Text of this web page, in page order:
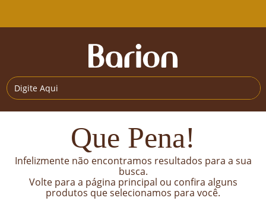
Que Pena!
Infelizmente não encontramos resultados para a sua
busca.
Volte para a página principal ou confira alguns
produtos que selecionamos para você.